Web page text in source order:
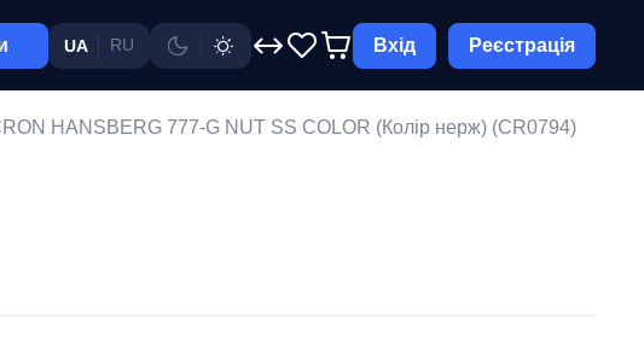
UA RU Вхід Реєстрація
HANSBERG 777-G NUT SS COLOR (Колір нерж) (CR0794)